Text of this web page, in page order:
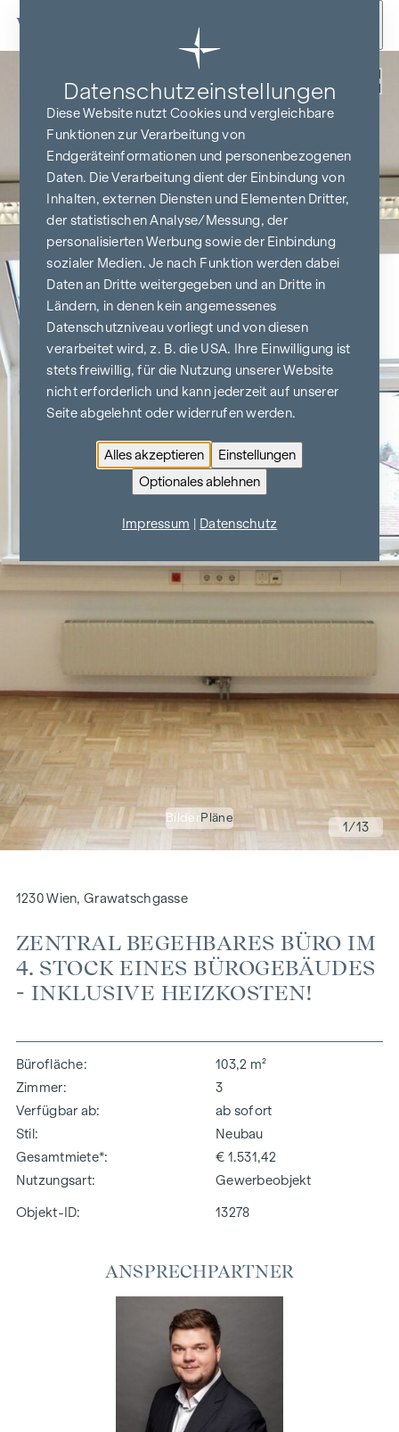
Zum Inhalt springen
BilderPläne
1/13
1230 Wien, Grawatschgasse
ZENTRAL BEGEHBARES BÜRO IM
4. STOCK EINES BÜROGEBÄUDES
- INKLUSIVE HEIZKOSTEN!
Bürofläche
103,2 m²
Zimmer
3
Verfügbar ab
ab sofort
Stil
Neubau
Gesamtmiete*
€ 1.531,42
Nutzungsart
Gewerbeobjekt
Objekt-ID: 13278
ANSPRECHPARTNER
Datenschutz­einstellungen
Diese Website nutzt Cookies und vergleichbare
Funktionen zur Verarbeitung von
Endgeräteinformationen und personenbezogenen
Daten. Die Verarbeitung dient der Einbindung von
Inhalten, externen Diensten und Elementen Dritter,
der statistischen Analyse/Messung, der
personalisierten Werbung sowie der Einbindung
sozialer Medien. Je nach Funktion werden dabei
Daten an Dritte weitergegeben und an Dritte in
Ländern, in denen kein angemessenes
Datenschutzniveau vorliegt und von diesen
verarbeitet wird, z. B. die USA. Ihre Einwilligung ist
stets freiwillig, für die Nutzung unserer Website
nicht erforderlich und kann jederzeit auf unserer
Seite abgelehnt oder widerrufen werden.
Alles akzeptieren
Einstellungen
Optionales ablehnen
Impressum Datenschutz